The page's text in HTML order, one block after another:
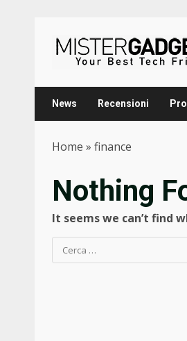
content
News Recensioni
Home » finance
Nothing
It seems we can’t find
Ricerca
per: